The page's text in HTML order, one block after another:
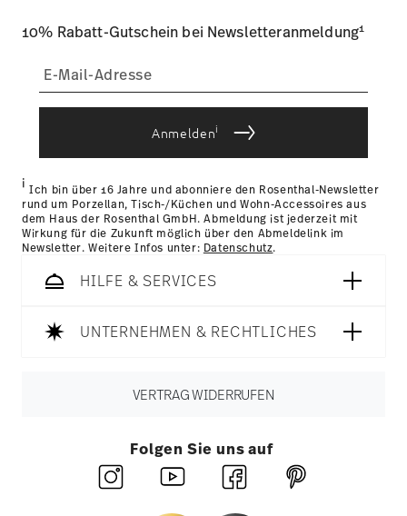
10% Rabatt-Gutschein bei Newsletteranmeldung1
Anmeldeni
i Ich bin über 16 Jahre und abonniere den Rosenthal-Newsletter
rund um Porzellan, Tisch-/Küchen und Wohn-Accessoires aus
dem Haus der Rosenthal GmbH. Abmeldung ist jederzeit mit
Wirkung für die Zukunft möglich über den Abmeldelink im
Newsletter. Weitere Infos unter: Datenschutz.
HILFE & SERVICES
UNTERNEHMEN & RECHTLICHES
VERTRAG WIDERRUFEN
Folgen Sie uns auf